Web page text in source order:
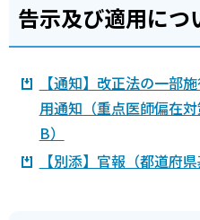
告示及び適用につ
【通知】改正法の一部
用通知（重点医師偏在
B）
【別添】官報（都道府